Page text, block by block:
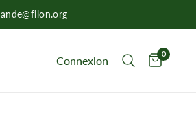
Connexion 0